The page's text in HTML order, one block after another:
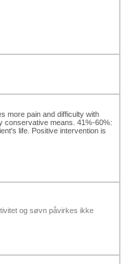
more pain and difficulty with
conservative means. 41%-60%:
life. Positive intervention is
og søvn påvirkes ikke